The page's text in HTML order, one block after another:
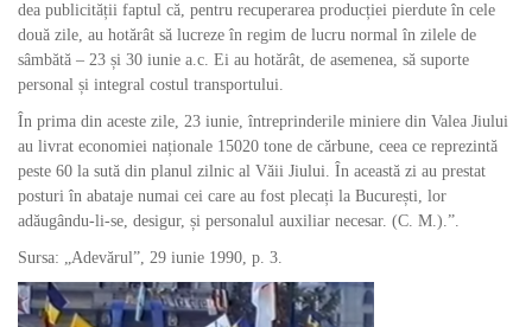
dea publicității faptul că, pentru recuperarea producției pierdute în cele
două zile, au hotărât să lucreze în regim de lucru normal în zilele de
sâmbătă – 23 și 30 iunie a.c. Ei au hotărât, de asemenea, să suporte
personal și integral costul transportului.
În prima din aceste zile, 23 iunie, întreprinderile miniere din Valea Jiului
au livrat economiei naționale 15020 tone de cărbune, ceea ce reprezintă
peste 60 la sută din planul zilnic al Văii Jiului. În această zi au prestat
posturi în abataje numai cei care au fost plecați la București, lor
adăugându-li-se, desigur, și personalul auxiliar necesar. (C. M.).”.
Sursa: „Adevărul”, 29 iunie 1990, p. 3.